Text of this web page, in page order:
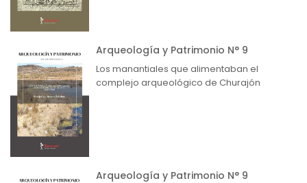
Arqueología y Patrimonio N° 9
Los manantiales que alimentaban el
complejo arqueológico de Churajón
Arqueología y Patrimonio N° 9